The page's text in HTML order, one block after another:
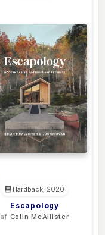
Hardback, 2020
Escapology
af Colin McAllister